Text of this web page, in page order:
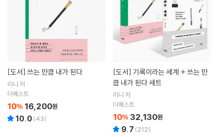
[도서] 쓰는 만큼 내가 된다
리니 저
더퀘스트
10% 16,200원
10.0 (43)
[도서]
큼 내가 된다 세트
리니 저
더퀘스트
10% 32,130원
9.7 (212)